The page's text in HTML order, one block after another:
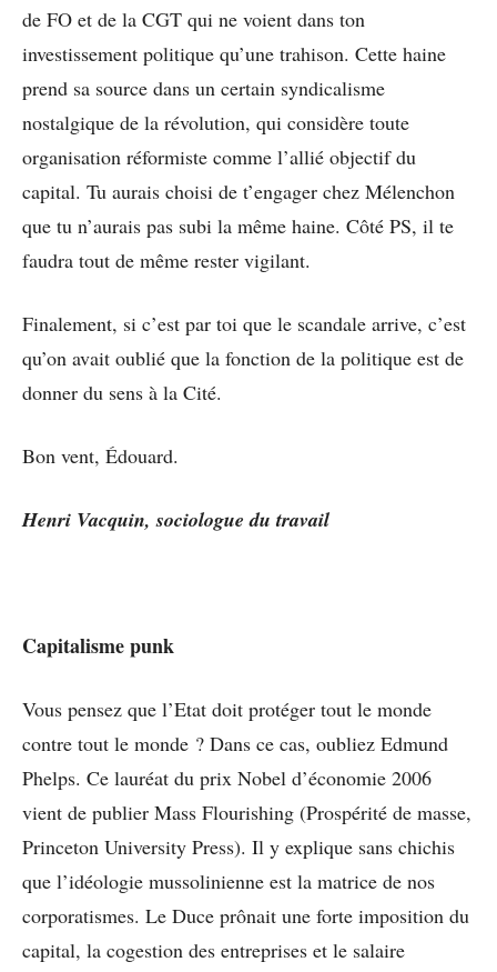
de FO et de la CGT qui ne voient dans ton
investissement politique qu’une trahison. Cette haine
prend sa source dans un certain syndicalisme
nostalgique de la révolution, qui considère toute
organisation réformiste comme l’allié objectif du
capital. Tu aurais choisi de t’engager chez Mélenchon
que tu n’aurais pas subi la même haine. Côté PS, il te
faudra tout de même rester vigilant.
Finalement, si c’est par toi que le scandale arrive, c’est
qu’on avait oublié que la fonction de la politique est de
donner du sens à la Cité.
Bon vent, Édouard.
Henri Vacquin, sociologue du travail
Capitalisme punk
Vous pensez que l’Etat doit protéger tout le monde
contre tout le monde ? Dans ce cas, oubliez Edmund
Phelps. Ce lauréat du prix Nobel d’économie 2006
vient de publier Mass Flourishing (Prospérité de masse,
Princeton University Press). Il y explique sans chichis
que l’idéologie mussolinienne est la matrice de nos
corporatismes. Le Duce prônait une forte imposition du
capital, la cogestion des entreprises et le salaire